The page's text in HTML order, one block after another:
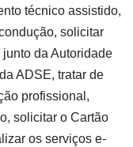
técnico assistido,
solicitar
da Autoridade
ADSE, tratar de
profissional,
solicitar o Cartão
os serviços e-